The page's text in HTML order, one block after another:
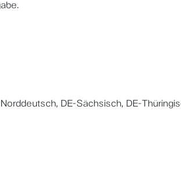
DE-Sächsisch, DE-